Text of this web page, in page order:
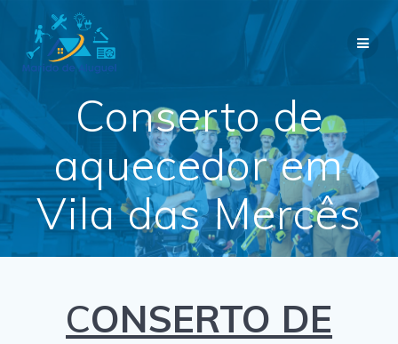
Conserto de
aquecedor em
Vila das Mercês
CONSERTO DE